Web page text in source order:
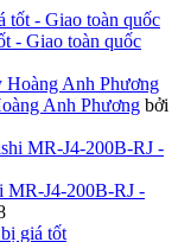
- Giao toàn quốc
Anh Phương bởi
MR-J4-200B-RJ -